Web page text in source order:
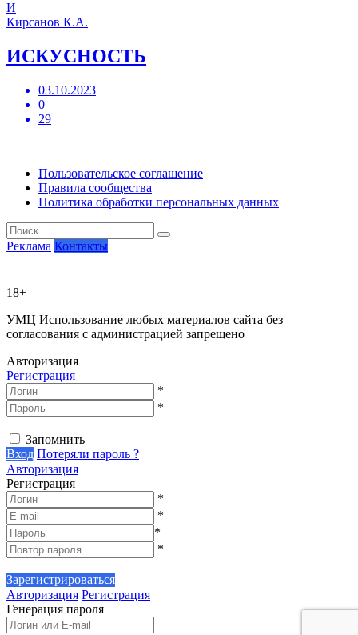
И
Кирсанов К.А.
ИСКУСНОСТЬ
03.10.2023
0
29
Пользовательское соглашение
Правила сообщества
Политика обработки персональных данных
Реклама Контакты
18+
УМЦ Использование любых материалов сайта без
согласования с администрацией запрещено
Авторизация
Регистрация
*
*
Запомнить
Вход Потеряли пароль ?
Авторизация
Регистрация
*
*
*
*
Зарегистрироваться
Авторизация Регистрация
Генерация пароля